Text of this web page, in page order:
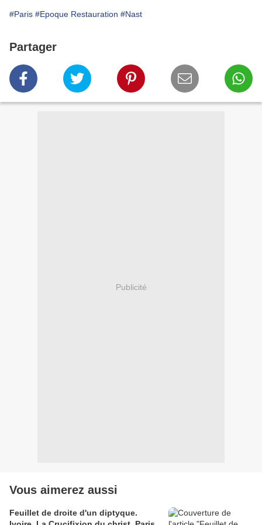
#Paris #Epoque Restauration #Nast
Partager
Publicité
Vous aimerez aussi
Feuillet de droite d'un diptyque.